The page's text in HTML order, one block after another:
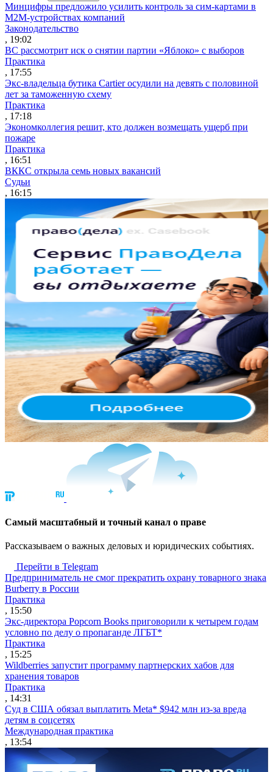
Минцифры предложило усилить контроль за сим-картами в
M2M-устройствах компаний
Законодательство
, 19:02
ВС рассмотрит иск о снятии партии «Яблоко» с выборов
Практика
, 17:55
Экс-владельца бутика Cartier осудили на девять с половиной
лет за таможенную схему
Практика
, 17:18
Экономколлегия решит, кто должен возмещать ущерб при
пожаре
Практика
, 16:51
ВККС открыла семь новых вакансий
Судьи
, 16:15
Cамый масштабный и точный канал о праве
Рассказываем о важных деловых и юридических событиях.
Перейти в Telegram
Предприниматель не смог прекратить охрану товарного знака
Burberry в России
Практика
, 15:50
Экс-директора Popcorn Books приговорили к четырем годам
условно по делу о пропаганде ЛГБТ*
Практика
, 15:25
Wildberries запустит программу партнерских хабов для
хранения товаров
Практика
, 14:31
Суд в США обязал выплатить Meta* $942 млн из-за вреда
детям в соцсетях
Международная практика
, 13:54